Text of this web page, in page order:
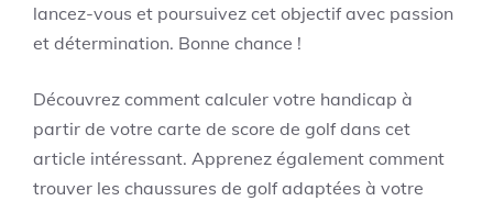
lancez-vous et poursuivez cet objectif avec passion
et détermination. Bonne chance !
Découvrez comment calculer votre handicap à
partir de votre carte de score de golf dans cet
article intéressant. Apprenez également comment
trouver les chaussures de golf adaptées à votre